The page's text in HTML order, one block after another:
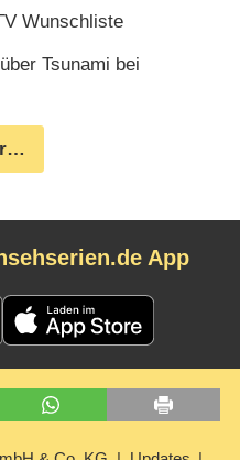
Wunschliste
Tsunami bei
App